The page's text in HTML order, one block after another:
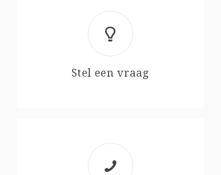
Stel een vraag